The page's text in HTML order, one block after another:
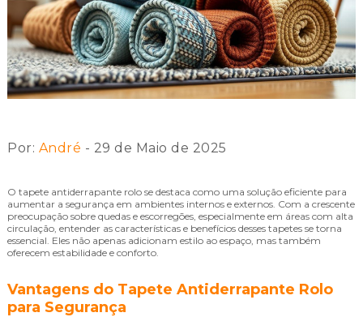
Por: André - 29 de Maio de 2025
O tapete antiderrapante rolo se destaca como uma solução eficiente para
aumentar a segurança em ambientes internos e externos. Com a crescente
preocupação sobre quedas e escorregões, especialmente em áreas com alta
circulação, entender as características e benefícios desses tapetes se torna
essencial. Eles não apenas adicionam estilo ao espaço, mas também
oferecem estabilidade e conforto.
Vantagens do Tapete Antiderrapante Rolo
para Segurança